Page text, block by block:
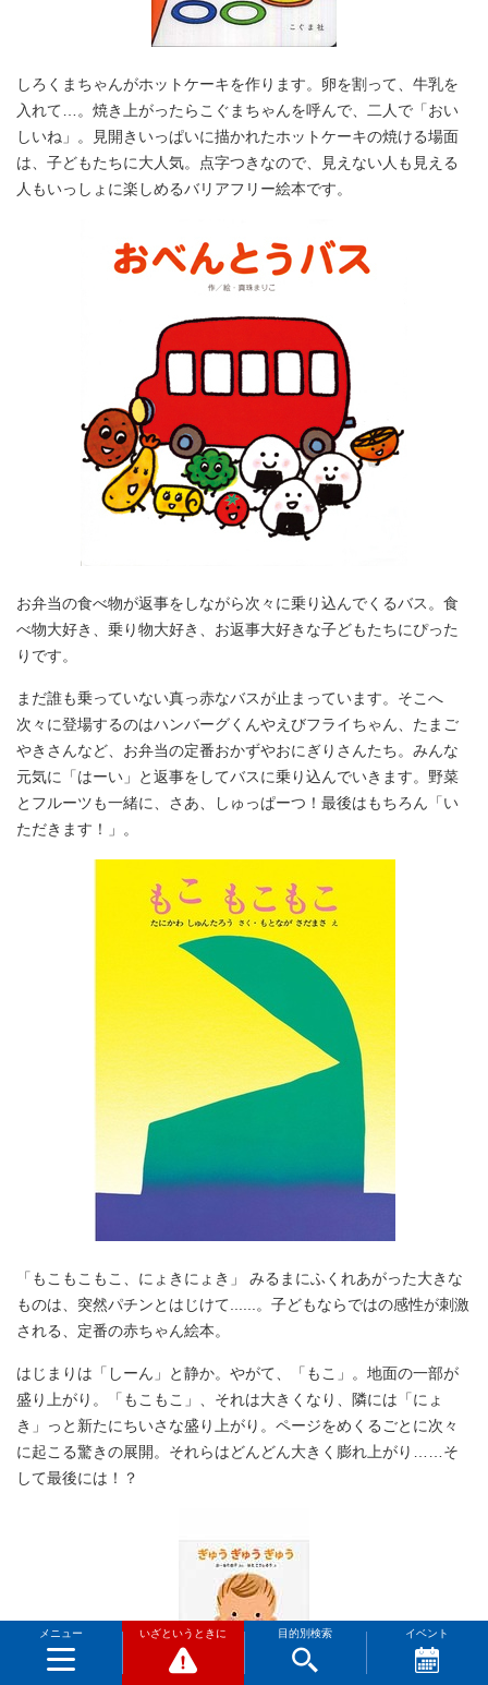
しろくまちゃんがホットケーキを作ります。卵を割って、牛乳を
入れて…。焼き上がったらこぐまちゃんを呼んで、二人で「おい
しいね」。見開きいっぱいに描かれたホットケーキの焼ける場面
は、子どもたちに大人気。点字つきなので、見えない人も見える
人もいっしょに楽しめるバリアフリー絵本です。
お弁当の食べ物が返事をしながら次々に乗り込んでくるバス。食
べ物大好き、乗り物大好き、お返事大好きな子どもたちにぴった
りです。
まだ誰も乗っていない真っ赤なバスが止まっています。そこへ
次々に登場するのはハンバーグくんやえびフライちゃん、たまご
やきさんなど、お弁当の定番おかずやおにぎりさんたち。みんな
元気に「はーい」と返事をしてバスに乗り込んでいきます。野菜
とフルーツも一緒に、さあ、しゅっぱーつ！最後はもちろん「い
ただきます！」。
「もこもこもこ、にょきにょき」 みるまにふくれあがった大きな
ものは、突然パチンとはじけて......。子どもならではの感性が刺激
される、定番の赤ちゃん絵本。
はじまりは「しーん」と静か。やがて、「もこ」。地面の一部が
盛り上がり。「もこもこ」、それは大きくなり、隣には「にょ
き」っと新たにちいさな盛り上がり。ページをめくるごとに次々
に起こる驚きの展開。それらはどんどん大きく膨れ上がり……そ
して最後には！？
メニュー いざというときに 目的別検索 イベント